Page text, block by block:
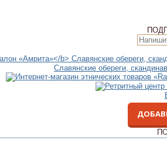
Славянские обереги,